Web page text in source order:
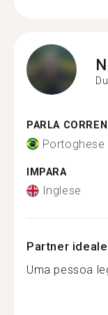
PARLA
Portoghese
IMPARA
Inglese
Partner
Uma pessoa